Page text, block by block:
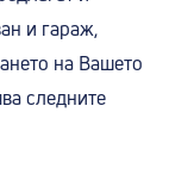
и гараж,
на Вашето
следните